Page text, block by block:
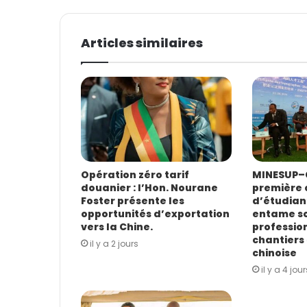
o
r
e
d
r
e
s
s
e
E
m
a
i
l
Articles similaires
Opération zéro tarif
douanier : l’Hon. Nourane
Foster présente les
opportunités d’exportation
vers la Chine.
il y a 2 jours
première
entame
chantiers
chinoise
il y a 4